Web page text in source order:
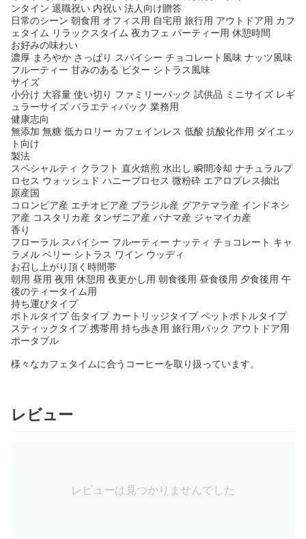
ンタイン 退職祝い 内祝い 法人向け贈答
日常のシーン 朝食用 オフィス用 自宅用 旅行用 アウトドア用 カフ
ェタイム リラックスタイム 夜カフェ パーティー用 休憩時間
お好みの味わい
濃厚 まろやか さっぱり スパイシー チョコレート風味 ナッツ風味
フルーティー 甘みのある ビター シトラス風味
サイズ
小分け 大容量 使い切り ファミリーパック 試供品 ミニサイズ レギ
ュラーサイズ バラエティパック 業務用
健康志向
無添加 無糖 低カロリー カフェインレス 低酸 抗酸化作用 ダイエッ
ト向け
製法
スペシャルティ クラフト 直火焙煎 水出し 瞬間冷却 ナチュラルプ
ロセス ウォッシュド ハニープロセス 微粉砕 エアロプレス抽出
原産国
コロンビア産 エチオピア産 ブラジル産 グアテマラ産 インドネシ
ア産 コスタリカ産 タンザニア産 パナマ産 ジャマイカ産
香り
フローラル スパイシー フルーティー ナッティ チョコレート キャ
ラメル ベリー シトラス ワイン ウッディ
お召し上がり頂く時間帯
朝用 昼用 夜用 休憩用 夜更かし用 朝食後用 昼食後用 夕食後用 午
後のティータイム用
持ち運びタイプ
ボトルタイプ 缶タイプ カートリッジタイプ ペットボトルタイプ
スティックタイプ 携帯用 持ち歩き用 旅行用パック アウトドア用
ポータブル
様々なカフェタイムに合うコーヒーを取り扱っています。
レビュー
レビューは見つかりませんでした